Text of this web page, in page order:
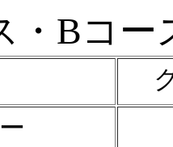
・Bコー